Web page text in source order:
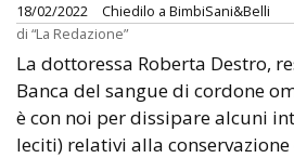
18/02/2022
Chiedilo a BimbiSani&Belli
di “La Redazione”
La dottoressa Roberta Destro,
Banca del sangue di cordone
è con noi per dissipare alcuni
leciti) relativi alla